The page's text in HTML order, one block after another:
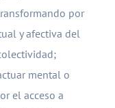
por
y afectiva del
mental o
el acceso a